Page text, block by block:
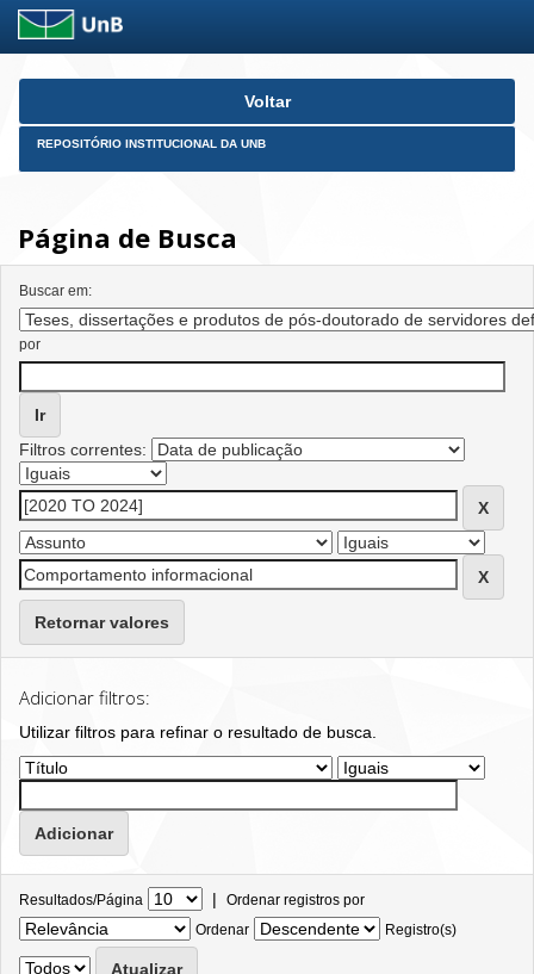
Skip
Voltar
REPOSITÓRIO INSTITUCIONAL DA UNB
Página de Busca
Buscar em:
por
Filtros correntes:
Retornar valores
Adicionar filtros:
Utilizar filtros para refinar o resultado de busca.
Resultados/Página | Ordenar registros por
Ordenar
Registro(s)